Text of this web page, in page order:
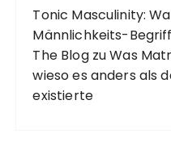
Tonic Masculinity:
Männlichkeits-
The BlogzuWas
wieso es anders als
existierte